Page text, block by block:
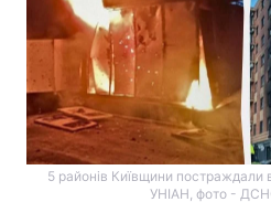
5 районів Київщини постраждали
УНІАН, фото -